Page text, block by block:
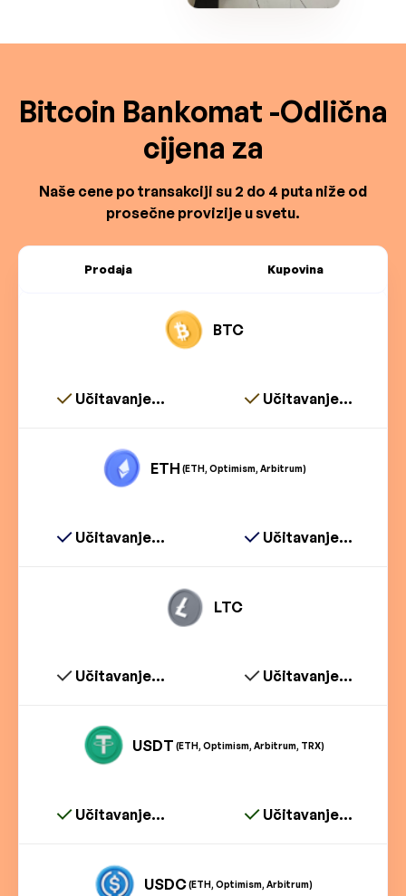
Bitcoin Bankomat -Odlična
cijena za
Naše cene po transakciji su 2 do 4 puta niže od
prosečne provizije u svetu.
Prodaja Kupovina
BTC
Učitavanje... Učitavanje...
ETH (ETH, Optimism, Arbitrum)
Učitavanje... Učitavanje...
LTC
Učitavanje... Učitavanje...
USDT (ETH, Optimism, Arbitrum, TRX)
Učitavanje... Učitavanje...
USDC(ETH, Optimism, Arbitrum)